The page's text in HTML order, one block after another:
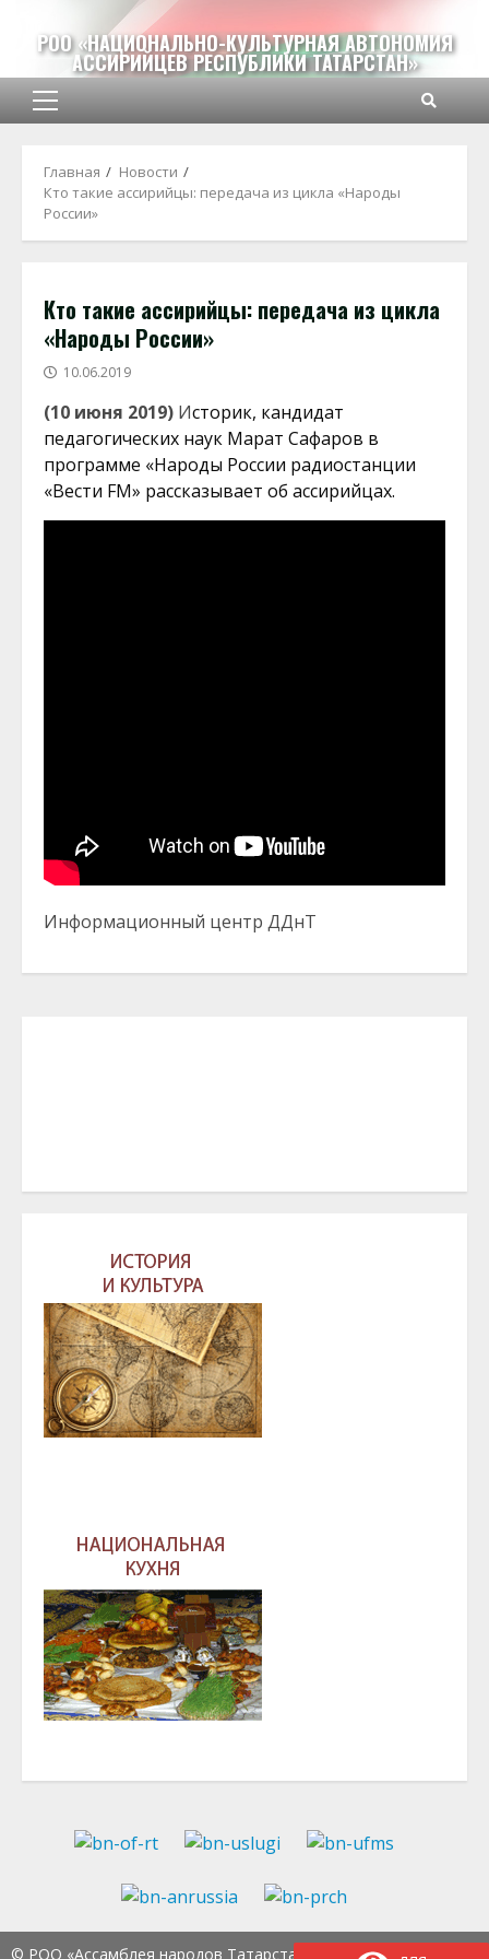
содержимому
РОО «НАЦИОНАЛЬНО-КУЛЬТУРНАЯ АВТОНОМИЯ
АССИРИЙЦЕВ РЕСПУБЛИКИ ТАТАРСТАН»
Основное
Главная
Новости
Кто такие ассирийцы: передача из цикла «Народы
России»
Кто такие ассирийцы: передача из цикла
«Народы России»
10.06.2019
(10 июня 2019) Историк, кандидат
педагогических наук Марат Сафаров в
программе «Народы России радиостанции
«Вести FM» рассказывает об ассирийцах.
Информационный центр ДДнТ
© РОО «Ассамблея народов Татарстана» Тел.:8